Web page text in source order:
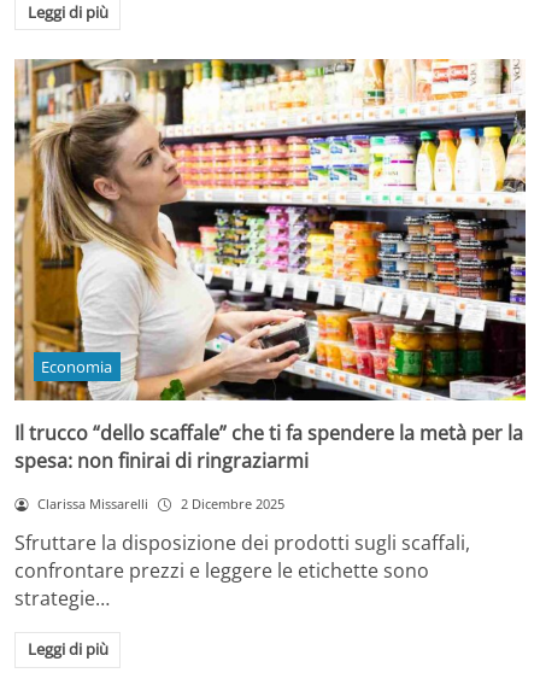
Leggi di più
Economia
Il trucco “dello scaffale” che ti fa spendere la metà per la
spesa: non finirai di ringraziarmi
Clarissa Missarelli 2 Dicembre 2025
Sfruttare la disposizione dei prodotti sugli scaffali,
confrontare prezzi e leggere le etichette sono
strategie…
Leggi di più